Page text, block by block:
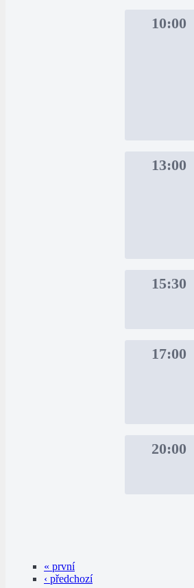
10:00
13:00
15:30
17:00
20:00
« první
‹ předchozí